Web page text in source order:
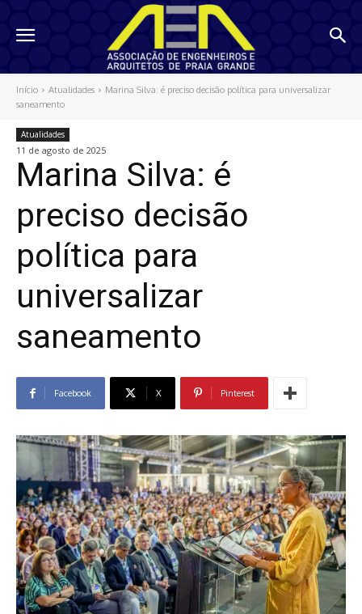
Início Atualidades
Marina Silva: é preciso decisão política para universalizar
saneamento
Atualidades
11 de agosto de 2025
Marina Silva: é
preciso decisão
política para
universalizar
saneamento
Facebook X Pinterest